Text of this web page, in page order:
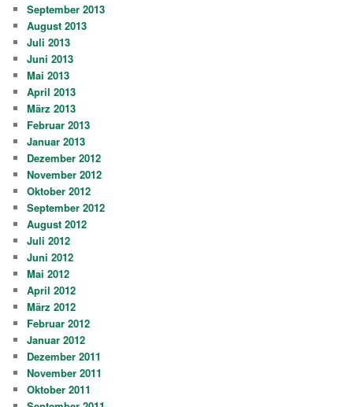
September 2013
August 2013
Juli 2013
Juni 2013
Mai 2013
April 2013
März 2013
Februar 2013
Januar 2013
Dezember 2012
November 2012
Oktober 2012
September 2012
August 2012
Juli 2012
Juni 2012
Mai 2012
April 2012
März 2012
Februar 2012
Januar 2012
Dezember 2011
November 2011
Oktober 2011